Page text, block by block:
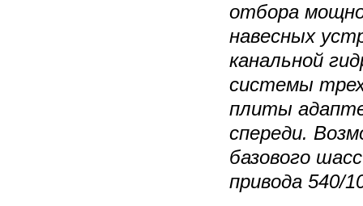
отбора
навесных
канальной
системы трех
плиты
спереди.
базового
привода 540/